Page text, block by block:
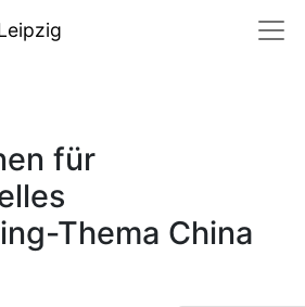
für
Thema China